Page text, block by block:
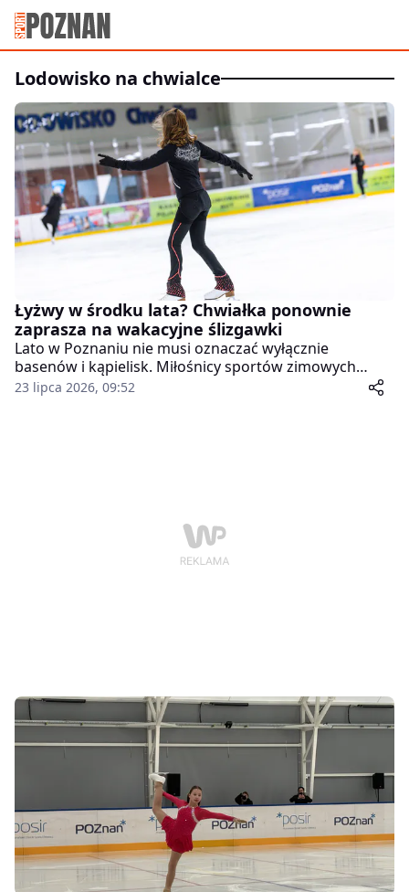
lodowisko na chwialce
Łyżwy w środku lata? Chwiałka ponownie
zaprasza na wakacyjne ślizgawki
Lato w Poznaniu nie musi oznaczać wyłącznie
basenów i kąpielisk. Miłośnicy sportów zimowych
również znajdą coś dla siebie. Poznańskie Ośrodki
23 lipca 2026, 09:52